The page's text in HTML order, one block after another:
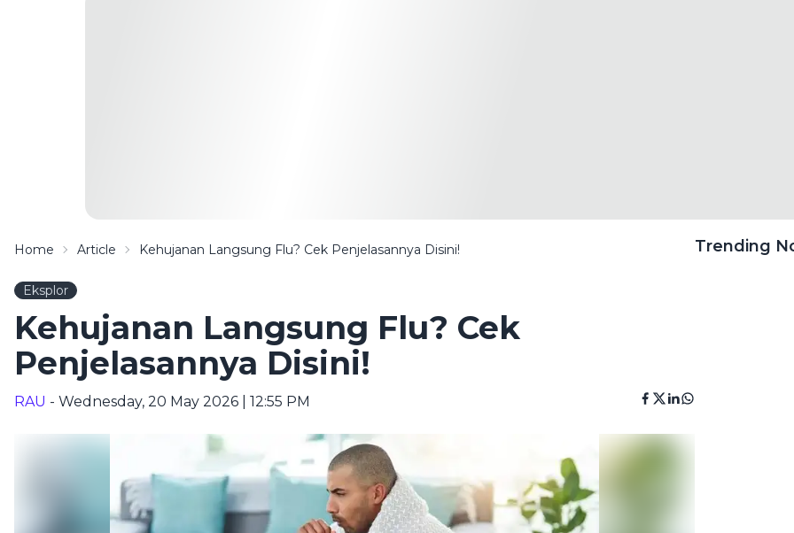
Home Article Kehujanan Langsung Flu? Cek Penjelasannya Disini!
Eksplor
Kehujanan Langsung Flu? Cek
Penjelasannya Disini!
RAU - Wednesday, 20 May 2026 | 12:55 PM
Trending